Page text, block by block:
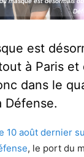
est
à Paris et
dans le
Défense.
10 août dernier
, le port du